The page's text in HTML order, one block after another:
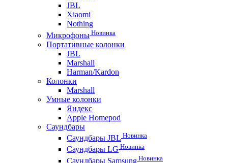
JBL
Xiaomi
Nothing
Микрофоны Новинка
Портативные колонки
JBL
Marshall
Harman/Kardon
Колонки
Marshall
Умные колонки
Яндекс
Apple Homepod
Саундбары
Саундбары JBL Новинка
Саундбары LG Новинка
Саундбары Samsung Новинка